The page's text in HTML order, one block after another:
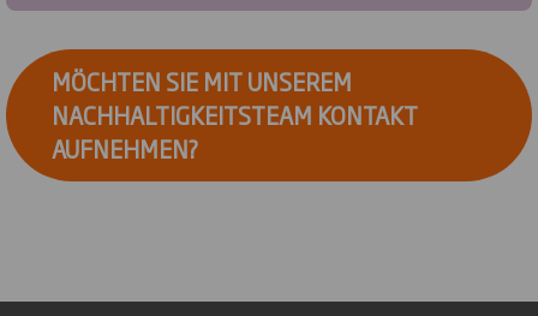
MÖCHTEN SIE MIT UNSEREM
NACHHALTIGKEITSTEAM KONTAKT
AUFNEHMEN?